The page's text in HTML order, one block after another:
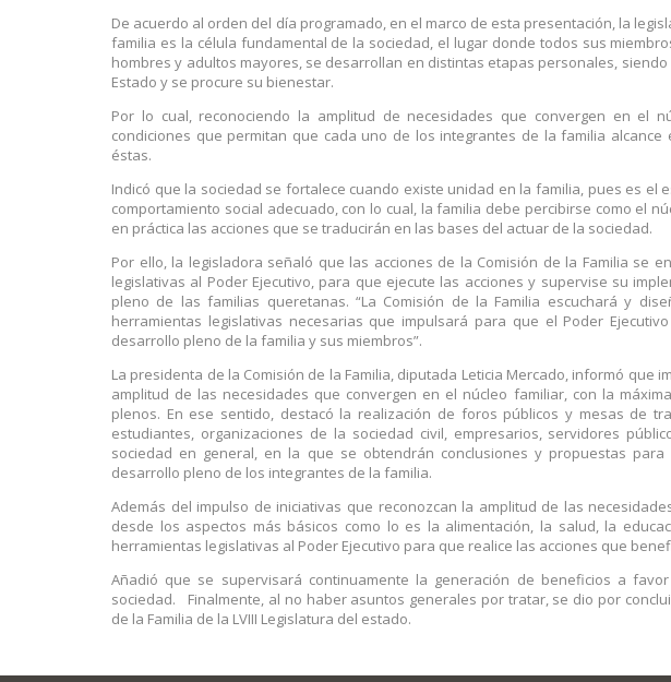
De acuerdo al orden del día programado, en el marco de esta presentación, la
familia es la célula fundamental de la sociedad, el lugar donde todos sus
hombres y adultos mayores, se desarrollan en distintas etapas personales,
Estado y se procure su bienestar.
Por lo cual, reconociendo la amplitud de necesidades que convergen en el
condiciones que permitan que cada uno de los integrantes de la familia
éstas.
Indicó que la sociedad se fortalece cuando existe unidad en la familia, pues es el
comportamiento social adecuado, con lo cual, la familia debe percibirse como el
en práctica las acciones que se traducirán en las bases del actuar de la sociedad.
Por ello, la legisladora señaló que las acciones de la Comisión de la Familia se
legislativas al Poder Ejecutivo, para que ejecute las acciones y supervise su
pleno de las familias queretanas. “La Comisión de la Familia escuchará y
herramientas legislativas necesarias que impulsará para que el Poder
desarrollo pleno de la familia y sus miembros”.
La presidenta de la Comisión de la Familia, diputada Leticia Mercado, informó que
amplitud de las necesidades que convergen en el núcleo familiar, con la
plenos. En ese sentido, destacó la realización de foros públicos y mesas de
estudiantes, organizaciones de la sociedad civil, empresarios, servidores
sociedad en general, en la que se obtendrán conclusiones y propuestas
desarrollo pleno de los integrantes de la familia.
Además del impulso de iniciativas que reconozcan la amplitud de las
desde los aspectos más básicos como lo es la alimentación, la salud, la
herramientas legislativas al Poder Ejecutivo para que realice las acciones que
Añadió que se supervisará continuamente la generación de beneficios a
sociedad. Finalmente, al no haber asuntos generales por tratar, se dio por
de la Familia de la LVIII Legislatura del estado.